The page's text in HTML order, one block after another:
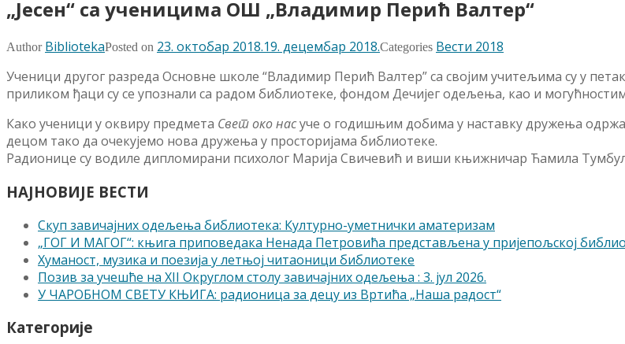
„Јесен“ са ученицима ОШ „Владимир Перић Валтер“
Author BibliotekaPosted on 23. октобар 2018.19. децембар 2018.Categories Вести 2018
Ученици другог разреда Основне школе “Владимир Перић Валтер” са својим учитељима су у
приликом ђаци су се упознали са радом библиотеке, фондом Дечијег одељења, као и
Како ученици у оквиру предмета Свет око насуче о годишњим добима у наставку дружења
децом тако да очекујемо нова дружења у просторијама библиотеке.
Радионице су водиле дипломирани психолог Марија Свичевић и виши књижничар Ћамила
НАЈНОВИЈЕ ВЕСТИ
Скуп завичајних одељења библиотека: Културно-уметнички аматеризам
„ГОГ И МАГОГ“: књига приповедака Ненада Петровића представљена у пријепољској
Хуманост, музика и поезија у летњој читаоници библиотеке
Позив за учешће на XII Округлом столу завичајних одељења : 3. јул 2026.
У ЧАРОБНОМ СВЕТУ КЊИГА: радионица за децу из Вртића „Наша радост“
Категорије